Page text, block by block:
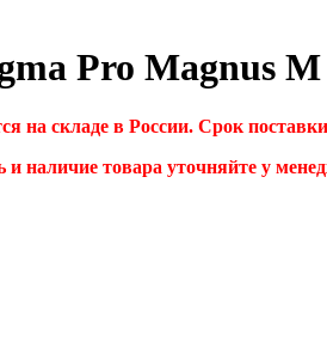
Pro Magnus M
на складе в России. Срок
и наличие товара уточняйте у